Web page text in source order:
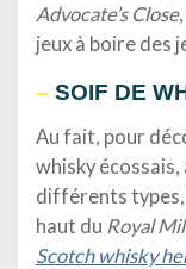
Advocate’s Close
jeux à boire des
– SOIF DE
Au fait, pour
whisky
différents types,
haut du Royal
Scotch whisky